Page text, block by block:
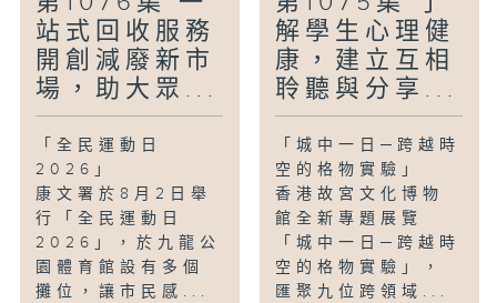
站式回收服務
開創減廢新市
場，助大眾...
「全民運動日
2026」
康文署於8月2日舉
行「全民運動日
2026」，於九龍公
園體育館設有多個
攤位，讓市民感...
解學生心理健
康，建立互相
聆聽與分享...
「城中一日─跨越時
空的格物實驗」
香港故宮文化博物
館全新專題展覽
「城中一日─跨越時
空的格物實驗」，
匯聚九位跨領域...